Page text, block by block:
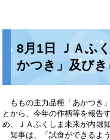
8月1日 ＪＡふ
かつき」及び
ももの主力品種「あかつき
とから、今年の作柄等を報告
め、ＪＡふくしま未来が内堀
知事は、「試食ができるよ